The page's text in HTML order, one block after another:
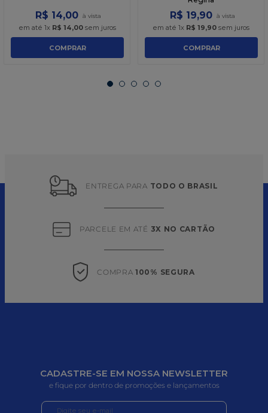
R$ 14,00
em até 1x R$ 14,00sem juros
COMPRAR
R$ 19,90
em até 1x R$ 19,90 sem juros
COMPRAR
ENTREGA PARA TODO O BRASIL
PARCELE EM ATÉ 3X NO CARTÃO
COMPRA 100% SEGURA
CADASTRE-SE EM NOSSA NEWSLETTER
e fique por dentro de promoções e lançamentos